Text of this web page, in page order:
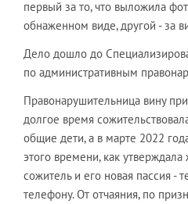
первый за то, что выложила
обнаженном виде, другой - за
Дело дошло до
по административным
Правонарушительница вину
долгое время
общие дети, а в марте 2022
этого времени, как
сожитель и его новая пассия -
телефону. От отчаяния, по